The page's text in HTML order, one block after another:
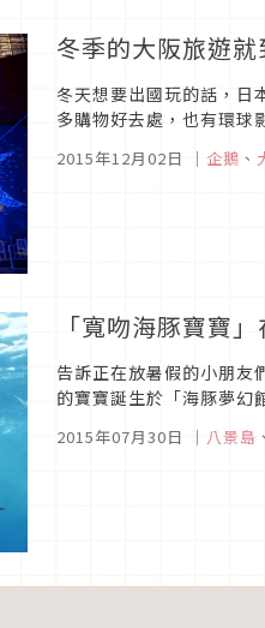
冬季的大阪旅遊
冬天想要出國玩的話，日
多購物好去處，也有環球
冬季的海遊館也是相當
2015年12月02日 ｜ 企鵝 、
「寬吻海豚寶寶
告訴正在放暑假的小朋友
的寶寶誕生於「海豚夢
母親Rig所孕育出來的小
2015年07月30日 ｜ 八景島 、